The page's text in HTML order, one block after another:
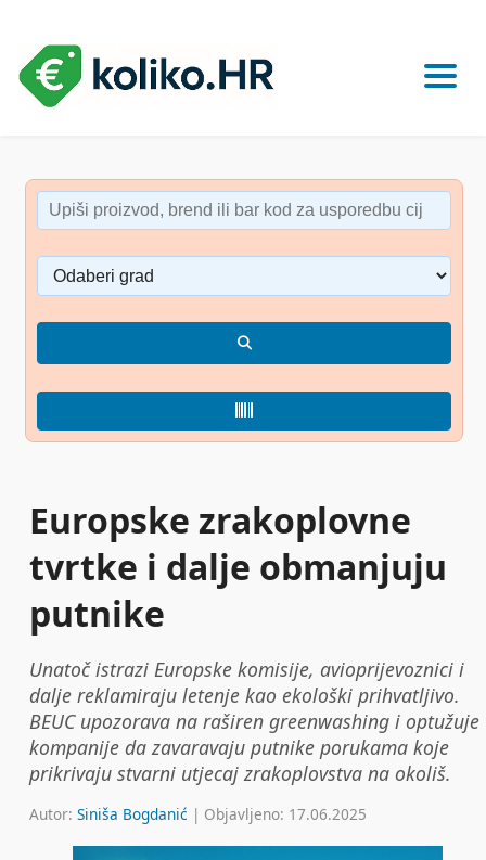
Europske zrakoplovne
tvrtke i dalje obmanjuju
putnike
Unatoč istrazi Europske komisije, avioprijevoznici i
dalje reklamiraju letenje kao ekološki prihvatljivo.
BEUC upozorava na raširen greenwashing i optužuje
kompanije da zavaravaju putnike porukama koje
prikrivaju stvarni utjecaj zrakoplovstva na okoliš.
Autor:Siniša Bogdanić | Objavljeno: 17.06.2025